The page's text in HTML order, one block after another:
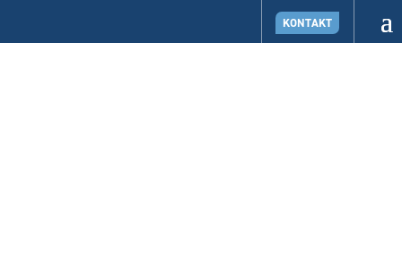
KONTAKT